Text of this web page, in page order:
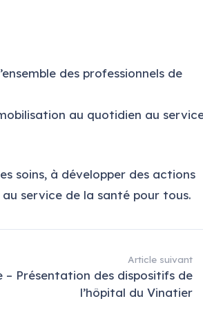
des professionnels de
au quotidien au
soins, à développer des actions
service de la santé pour tous.
Article suivant
– Présentation des dispositifs de
l’hôpital du Vinatier